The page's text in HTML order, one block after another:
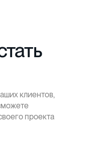
клиентов,
проекта